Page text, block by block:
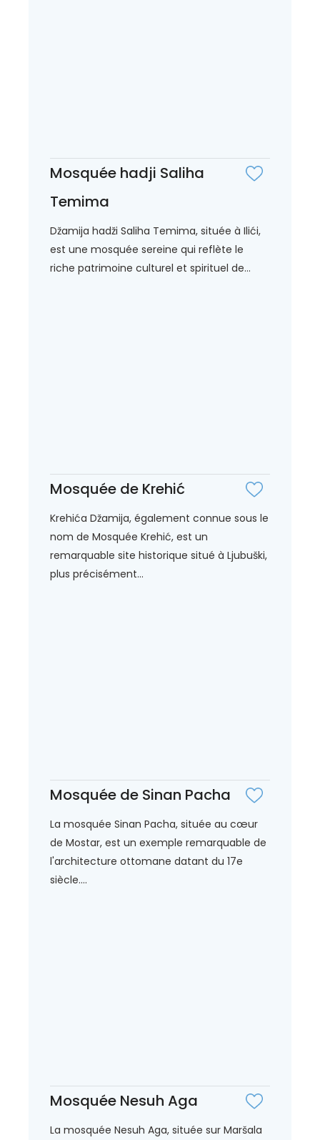
Mosquée hadji Saliha
Temima
Džamija hadži Saliha Temima, située à Ilići,
est une mosquée sereine qui reflète le
riche patrimoine culturel et spirituel de...
Mosquée de Krehić
Krehića Džamija, également connue sous le
nom de Mosquée Krehić, est un
remarquable site historique situé à Ljubuški,
plus précisément...
Mosquée de Sinan Pacha
La mosquée Sinan Pacha, située au cœur
de Mostar, est un exemple remarquable de
l'architecture ottomane datant du 17e
siècle....
Mosquée Nesuh Aga
La mosquée Nesuh Aga, située sur Maršala